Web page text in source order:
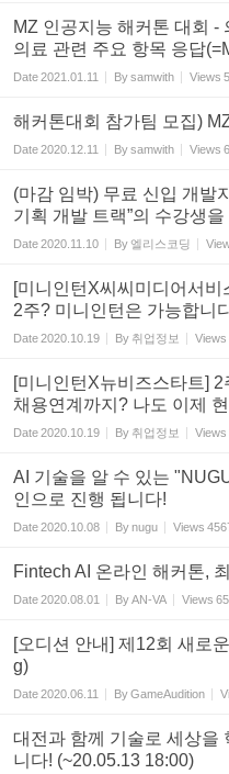
MZ 인공지능 해커톤 대회 -
의료 관련 주요 항목 응답
Date2021.01.11 Bysamwith Views
해커톤대회 참가팀 모집)
Date2020.12.11 Bysamwith Views
(마감 임박) 무료 신입 개발
기획 개발 트랙”의 수강생
Date2020.11.10 By엘리스코딩
[미니인턴X씨씨미디어서
2주? 미니인턴은 가능합니
Date2020.10.19 By 취업정보 Views
[미니인턴X뉴비즈스타트]
채용연계까지? 나도 이제
Date2020.10.19 By 취업정보 Views
AI 기술을 알 수 있는
인으로 진행 됩니다!
Date2020.10.08 Bynugu Views
Fintech AI 온라인 해커톤,
Date2020.08.01 ByAN-VA Views
[오디션 안내] 제12회 새로
g)
Date2020.06.11 ByGameAudition
대전과 함께 기술로 세상을
니다! (~20.05.13 18:00)